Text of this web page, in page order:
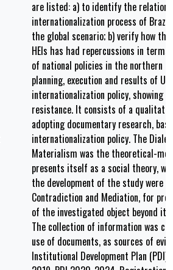
are listed: a) to identify the
internationalization process of
the global scenario; b) verify how
HEIs has had repercussions in
of national policies in the northern
planning, execution and results of
internationalization policy, showing
resistance. It consists of a
adopting documentary research,
internationalization policy. The
Materialism was the theoretical-
presents itself as a social theory,
the development of the study were
Contradiction and Mediation, for
of the investigated object beyond its
The collection of information was
use of documents, as sources of
Institutional Development Plan